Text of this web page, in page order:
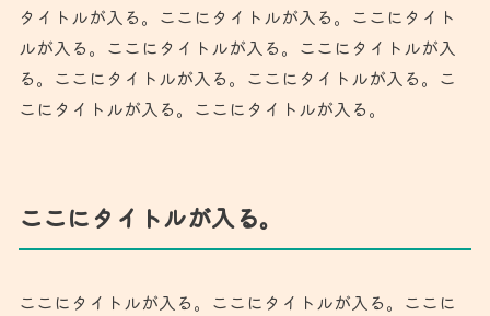
タイトルが入る。ここにタイトルが入る。ここにタイト
ルが入る。ここにタイトルが入る。ここにタイトルが入
る。ここにタイトルが入る。ここにタイトルが入る。こ
こにタイトルが入る。ここにタイトルが入る。
ここにタイトルが入る。
ここにタイトルが入る。ここにタイトルが入る。ここに